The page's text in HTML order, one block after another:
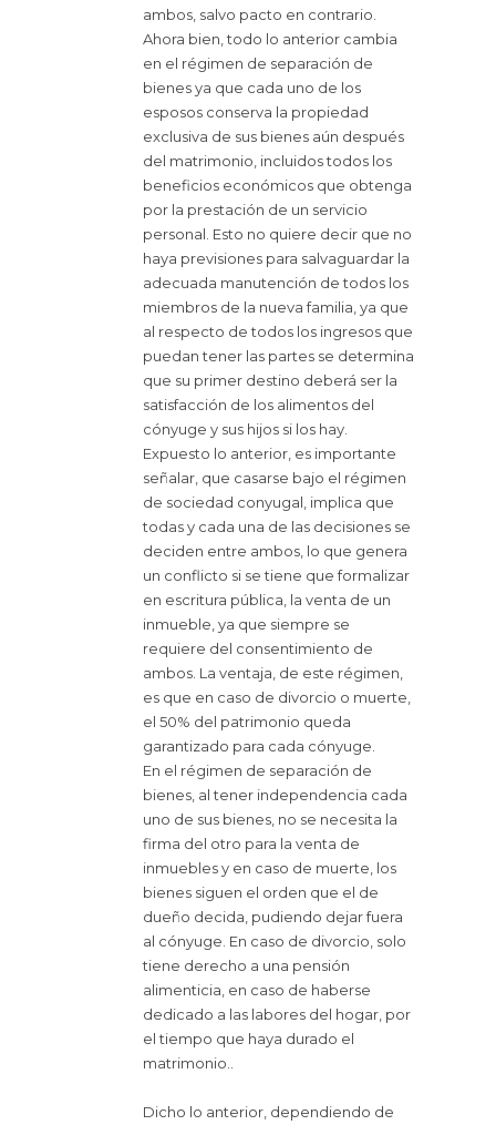
ambos, salvo pacto en contrario.
Ahora bien, todo lo anterior cambia
en el régimen de separación de
bienes ya que cada uno de los
esposos conserva la propiedad
exclusiva de sus bienes aún después
del matrimonio, incluidos todos los
beneficios económicos que obtenga
por la prestación de un servicio
personal. Esto no quiere decir que no
haya previsiones para salvaguardar la
adecuada manutención de todos los
miembros de la nueva familia, ya que
al respecto de todos los ingresos que
puedan tener las partes se determina
que su primer destino deberá ser la
satisfacción de los alimentos del
cónyuge y sus hijos si los hay.
Expuesto lo anterior, es importante
señalar, que casarse bajo el régimen
de sociedad conyugal, implica que
todas y cada una de las decisiones se
deciden entre ambos, lo que genera
un conflicto si se tiene que formalizar
en escritura pública, la venta de un
inmueble, ya que siempre se
requiere del consentimiento de
ambos. La ventaja, de este régimen,
es que en caso de divorcio o muerte,
el 50% del patrimonio queda
garantizado para cada cónyuge.
En el régimen de separación de
bienes, al tener independencia cada
uno de sus bienes, no se necesita la
firma del otro para la venta de
inmuebles y en caso de muerte, los
bienes siguen el orden que el de
dueño decida, pudiendo dejar fuera
al cónyuge. En caso de divorcio, solo
tiene derecho a una pensión
alimenticia, en caso de haberse
dedicado a las labores del hogar, por
el tiempo que haya durado el
matrimonio..
Dicho lo anterior, dependiendo de